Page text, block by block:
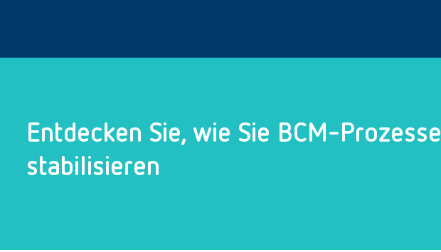
Entdecken Sie, wie Sie BCM-Prozesse
stabilisieren